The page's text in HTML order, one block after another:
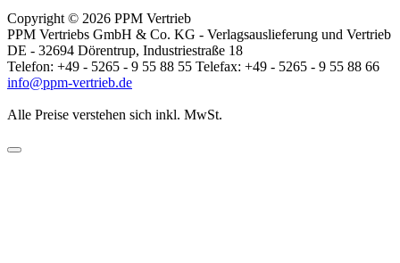
Copyright © 2026 PPM Vertrieb
PPM Vertriebs GmbH & Co. KG - Verlagsauslieferung und Vertrieb
DE - 32694 Dörentrup, Industriestraße 18
Telefon: +49 - 5265 - 9 55 88 55 Telefax: +49 - 5265 - 9 55 88 66
info@ppm-vertrieb.de
Alle Preise verstehen sich inkl. MwSt.